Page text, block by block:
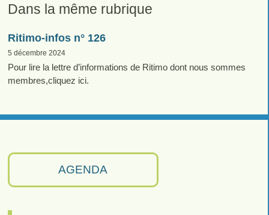
AGENDA
Dans la même rubrique
Ritimo-infos n° 126
5 décembre 2024
Pour lire la lettre d’informations de Ritimo dont nous sommes
membres,cliquez ici.